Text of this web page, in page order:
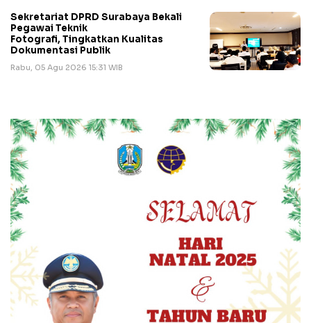
Sekretariat DPRD Surabaya Bekali
Pegawai Teknik
Fotografi, Tingkatkan Kualitas
Dokumentasi Publik
Rabu, 05 Agu 2026 15:31 WIB